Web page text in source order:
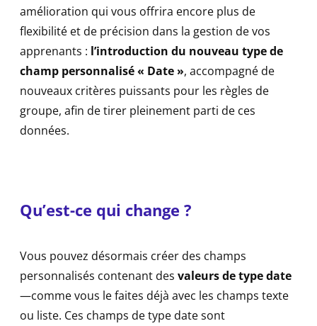
amélioration qui vous offrira encore plus de
flexibilité et de précision dans la gestion de vos
apprenants : l’introduction du nouveau type de
champ personnalisé « Date », accompagné de
nouveaux critères puissants pour les règles de
groupe, afin de tirer pleinement parti de ces
données.
Qu’est-ce qui change ?
Vous pouvez désormais créer des champs
personnalisés contenant des valeurs de type date
—comme vous le faites déjà avec les champs texte
ou liste. Ces champs de type date sont